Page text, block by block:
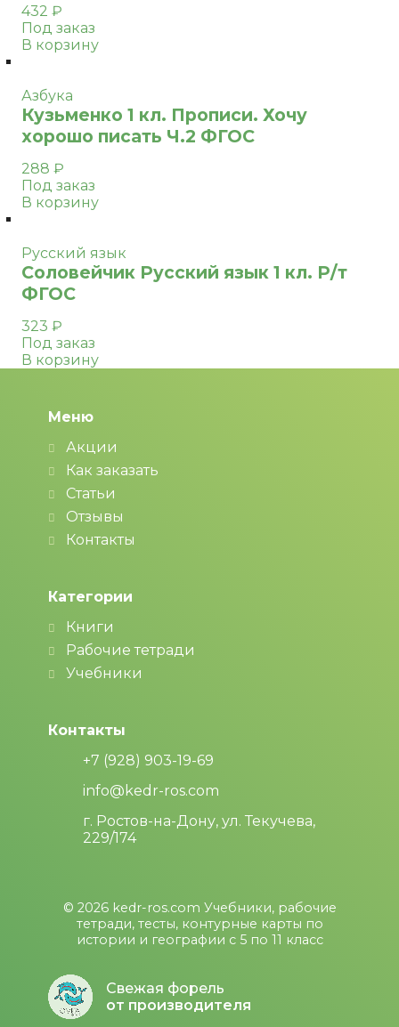
432 ₽
Под заказ
В корзину
Азбука
Кузьменко 1 кл. Прописи. Хочу
хорошо писать Ч.2 ФГОС
288 ₽
Под заказ
В корзину
Русский язык
Соловейчик Русский язык 1 кл. Р/т
ФГОС
323 ₽
Под заказ
В корзину
Меню
Акции
Как заказать
Статьи
Отзывы
Контакты
Категории
Книги
Рабочие тетради
Учебники
Контакты
+7 (928) 903-19-69
info@kedr-ros.com
г. Ростов-на-Дону, ул. Текучева,
229/174
© 2026 kedr-ros.com Учебники, рабочие
тетради, тесты, контурные карты по
истории и географии с 5 по 11 класс
Свежая форель
от производителя